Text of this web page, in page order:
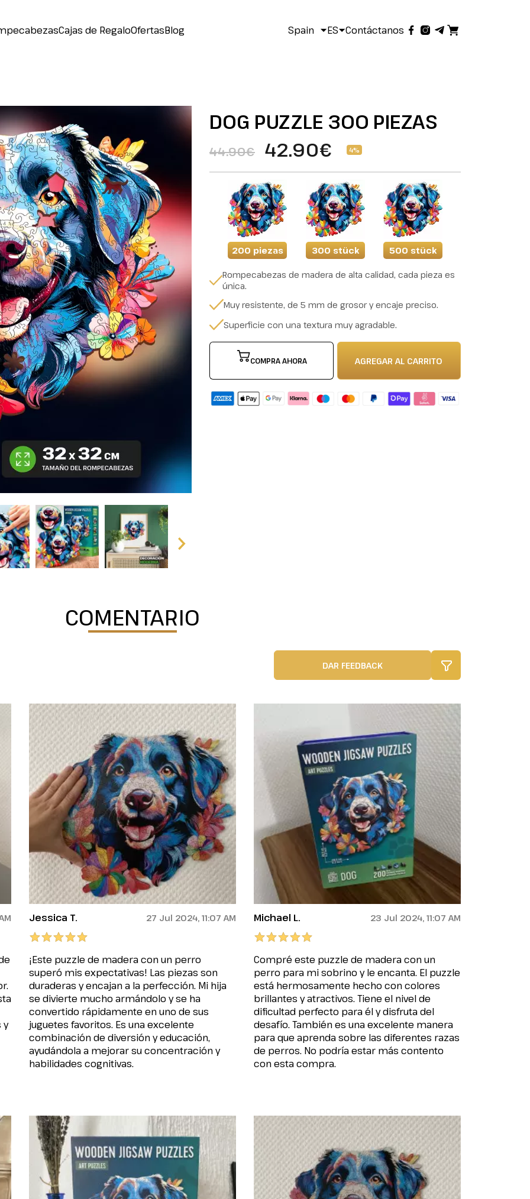
Cajas de RegaloOfertasBlog Spain ES Contáctanos
DOG PUZZLE 300 PIEZAS
44.90€ 42.90€ 4%
200 piezas 300 stück 500 stück
Rompecabezas de madera de alta calidad, cada pieza es
única.
Muy resistente, de 5 mm de grosor y encaje preciso.
Superficie con una textura muy agradable.
COMPRA AHORA AGREGAR AL CARRITO
COMENTARIO
DAR FEEDBACK
y
Jessica T. 27 Jul 2024, 11:07 AM
¡Este puzzle de madera con un perro
superó mis expectativas! Las piezas son
duraderas y encajan a la perfección. Mi hija
se divierte mucho armándolo y se ha
convertido rápidamente en uno de sus
juguetes favoritos. Es una excelente
combinación de diversión y educación,
ayudándola a mejorar su concentración y
habilidades cognitivas.
Michael L. 23 Jul 2024, 11:07 AM
Compré este puzzle de madera con un
perro para mi sobrino y le encanta. El puzzle
está hermosamente hecho con colores
brillantes y atractivos. Tiene el nivel de
dificultad perfecto para él y disfruta del
desafío. También es una excelente manera
para que aprenda sobre las diferentes razas
de perros. No podría estar más contento
con esta compra.